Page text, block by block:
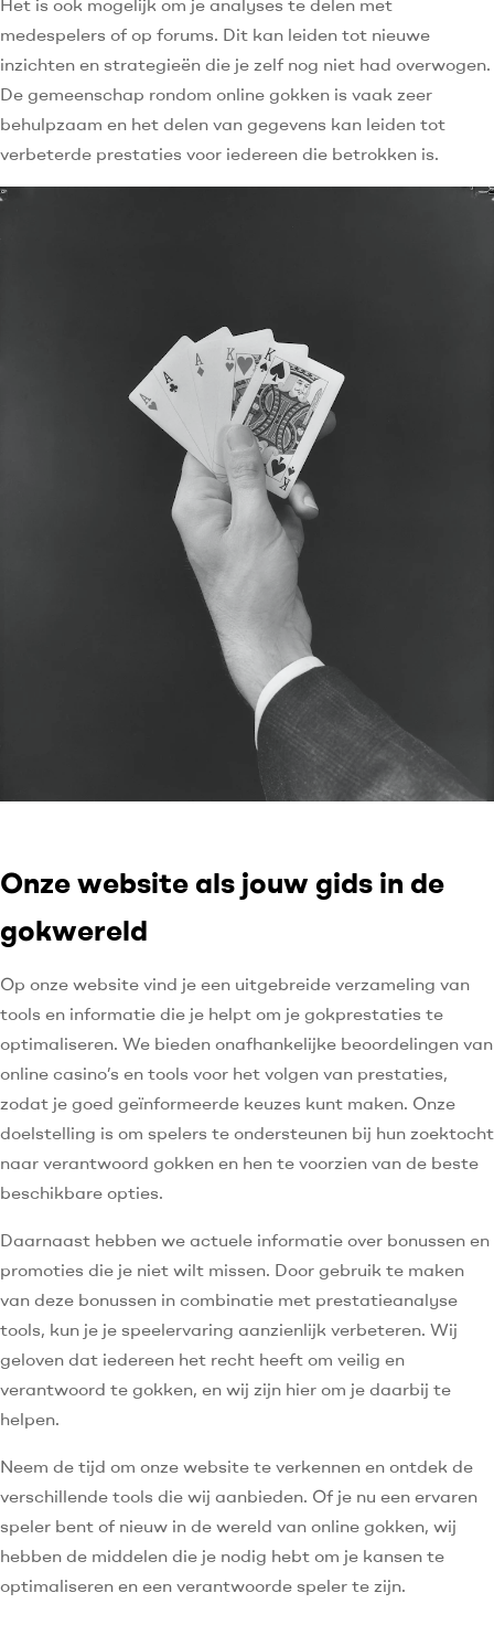
Het is ook mogelijk om je analyses te delen met
medespelers of op forums. Dit kan leiden tot nieuwe
inzichten en strategieën die je zelf nog niet had overwogen.
De gemeenschap rondom online gokken is vaak zeer
behulpzaam en het delen van gegevens kan leiden tot
verbeterde prestaties voor iedereen die betrokken is.
Onze website als jouw gids in de
gokwereld
Op onze website vind je een uitgebreide verzameling van
tools en informatie die je helpt om je gokprestaties te
optimaliseren. We bieden onafhankelijke beoordelingen van
online casino’s en tools voor het volgen van prestaties,
zodat je goed geïnformeerde keuzes kunt maken. Onze
doelstelling is om spelers te ondersteunen bij hun zoektocht
naar verantwoord gokken en hen te voorzien van de beste
beschikbare opties.
Daarnaast hebben we actuele informatie over bonussen en
promoties die je niet wilt missen. Door gebruik te maken
van deze bonussen in combinatie met prestatieanalyse
tools, kun je je speelervaring aanzienlijk verbeteren. Wij
geloven dat iedereen het recht heeft om veilig en
verantwoord te gokken, en wij zijn hier om je daarbij te
helpen.
Neem de tijd om onze website te verkennen en ontdek de
verschillende tools die wij aanbieden. Of je nu een ervaren
speler bent of nieuw in de wereld van online gokken, wij
hebben de middelen die je nodig hebt om je kansen te
optimaliseren en een verantwoorde speler te zijn.